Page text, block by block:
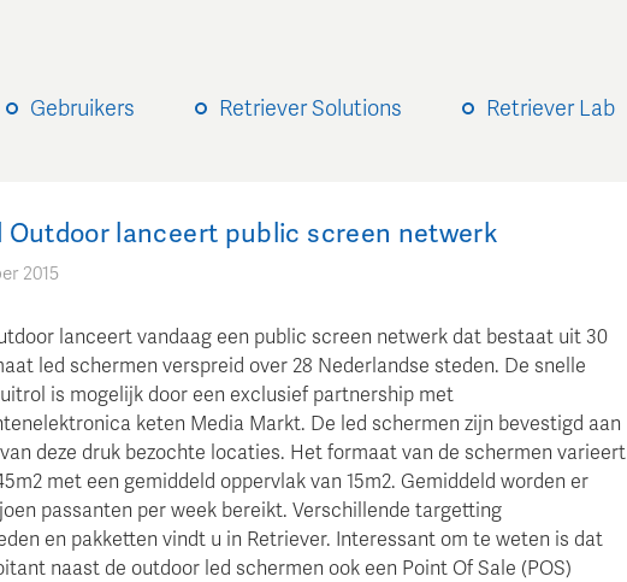
Gebruikers Retriever Solutions Retriever Lab
Outdoor lanceert public screen netwerk
2015
lanceert vandaag een public screen netwerk dat bestaat uit 30
led schermen verspreid over 28 Nederlandse steden. De snelle
is mogelijk door een exclusief partnership met
keten Media Markt. De led schermen zijn bevestigd aan
deze druk bezochte locaties. Het formaat van de schermen varieert
met een gemiddeld oppervlak van 15m2. Gemiddeld worden er
passanten per week bereikt. Verschillende targetting
en pakketten vindt u in Retriever. Interessant om te weten is dat
naast de outdoor led schermen ook een Point Of Sale (POS)